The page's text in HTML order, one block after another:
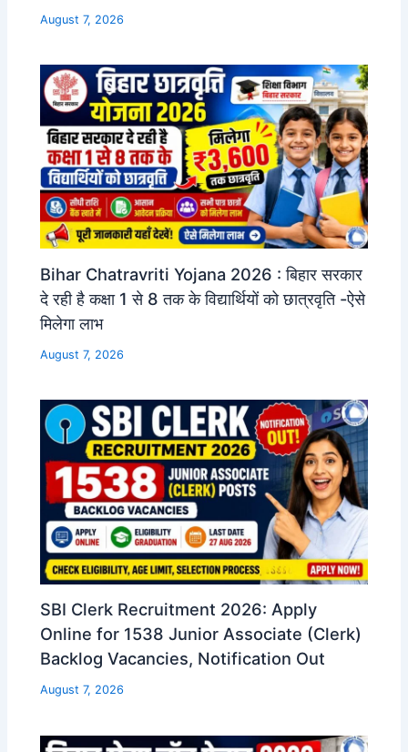
August 7, 2026
Bihar Chatravriti Yojana 2026 : बिहार सरकार
दे रही है कक्षा 1 से 8 तक के विद्यार्थियों को छात्रवृति -ऐसे
मिलेगा लाभ
August 7, 2026
SBI Clerk Recruitment 2026: Apply
Online for 1538 Junior Associate (Clerk)
Backlog Vacancies, Notification Out
August 7, 2026